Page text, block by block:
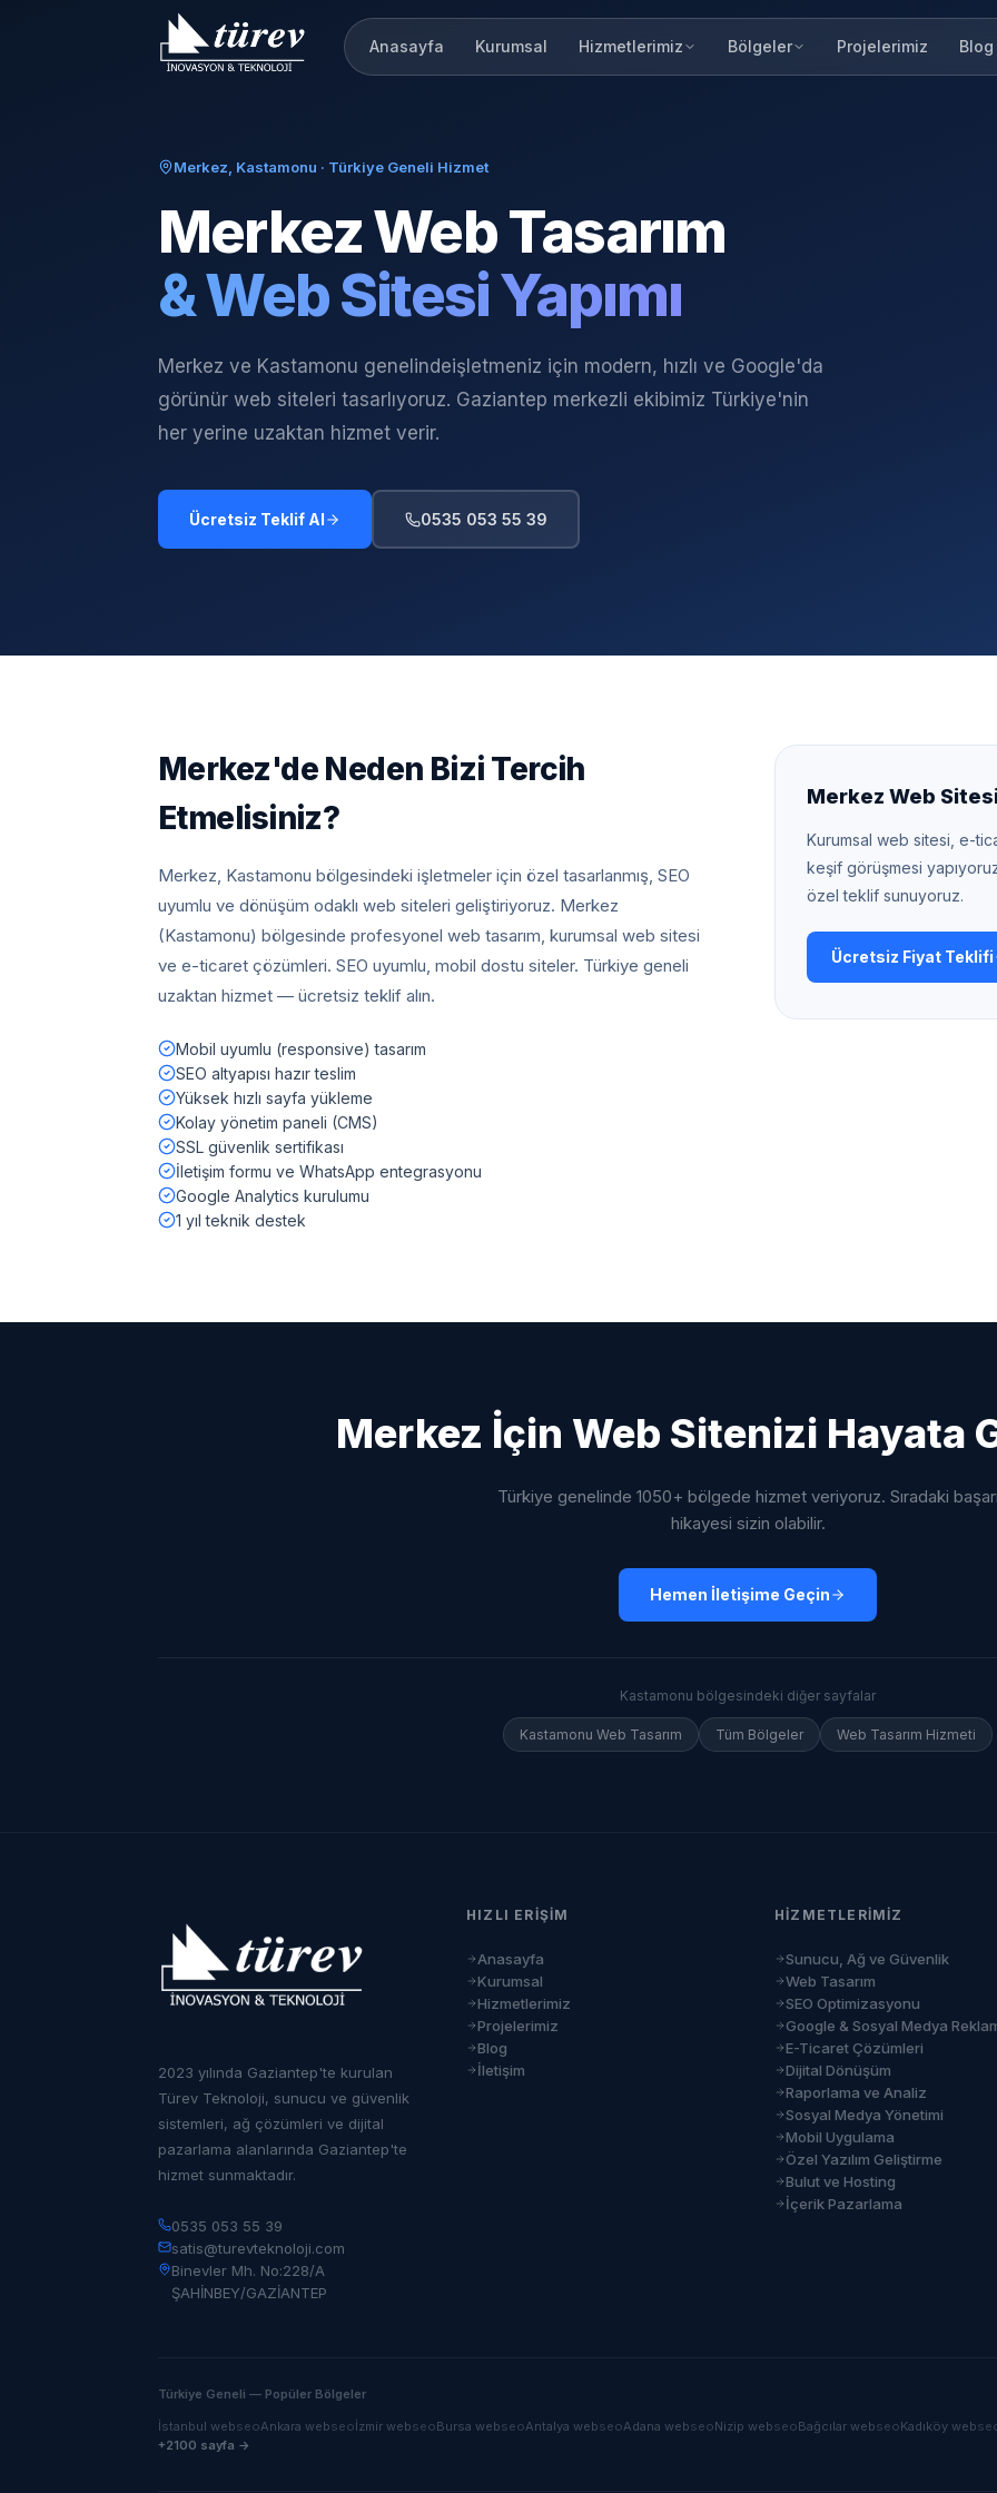
Anasayfa Kurumsal Hizmetlerimiz Bölgeler Projelerimiz Blog
Merkez, Kastamonu · Türkiye Geneli Hizmet
MerkezWeb Tasarım
& Web Sitesi Yapımı
Merkez ve Kastamonu genelindeişletmeniz için modern, hızlı ve Google'da
görünür web siteleri tasarlıyoruz. Gaziantep merkezli ekibimiz Türkiye'nin
her yerine uzaktan hizmet verir.
Ücretsiz Teklif Al 0535 053 55 39
Merkez'de Neden Bizi Tercih
Etmelisiniz?
Merkez, Kastamonu bölgesindeki işletmeler için özel tasarlanmış, SEO
uyumlu ve dönüşüm odaklı web siteleri geliştiriyoruz. Merkez
(Kastamonu) bölgesinde profesyonel web tasarım, kurumsal web sitesi
ve e-ticaret çözümleri. SEO uyumlu, mobil dostu siteler. Türkiye geneli
uzaktan hizmet — ücretsiz teklif alın.
Mobil uyumlu (responsive) tasarım
SEO altyapısı hazır teslim
Yüksek hızlı sayfa yükleme
Kolay yönetim paneli (CMS)
SSL güvenlik sertifikası
İletişim formu ve WhatsApp entegrasyonu
Google Analytics kurulumu
1 yıl teknik destek
Merkez Web
Kurumsal web sitesi, e-
keşif görüşmesi
özel teklif sunuyoruz.
Ücretsiz Fiyat Teklifi
Merkez İçin Web Sitenizi Hayata
Türkiye genelinde 1050+ bölgede hizmet veriyoruz. Sıradaki başarı
hikayesi sizin olabilir.
Hemen İletişime Geçin
Kastamonu bölgesindeki diğer sayfalar
Kastamonu Web Tasarım Tüm Bölgeler Web Tasarım Hizmeti
2023 yılında Gaziantep'te kurulan
Türev Teknoloji, sunucu ve güvenlik
sistemleri, ağ çözümleri ve dijital
pazarlama alanlarında Gaziantep'te
hizmet sunmaktadır.
0535 053 55 39
satis@turevteknoloji.com
Binevler Mh. No:228/A
ŞAHİNBEY/GAZİANTEP
HIZLI ERIŞIM
Anasayfa
Kurumsal
Hizmetlerimiz
Projelerimiz
Blog
İletişim
HIZMETLERIMIZ
Sunucu, Ağ ve Güvenlik
Web Tasarım
SEO Optimizasyonu
Google & Sosyal Medya
E-Ticaret Çözümleri
Dijital Dönüşüm
Raporlama ve Analiz
Sosyal Medya Yönetimi
Mobil Uygulama
Özel Yazılım Geliştirme
Bulut ve Hosting
İçerik Pazarlama
Türkiye Geneli — Popüler Bölgeler
İstanbul webseoAnkara webseoİzmir webseoBursa webseoAntalya webseoAdana webseoNizip webseoBağcılar webseoKadıköy web
+2100 sayfa →